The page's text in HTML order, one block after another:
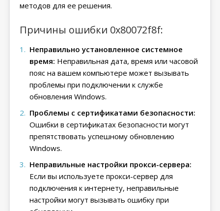
методов для ее решения.
Причины ошибки 0x80072f8f:
Неправильно установленное системное
время: Неправильная дата, время или часовой
пояс на вашем компьютере может вызывать
проблемы при подключении к службе
обновления Windows.
Проблемы с сертификатами безопасности:
Ошибки в сертификатах безопасности могут
препятствовать успешному обновлению
Windows.
Неправильные настройки прокси-сервера:
Если вы используете прокси-сервер для
подключения к интернету, неправильные
настройки могут вызывать ошибку при